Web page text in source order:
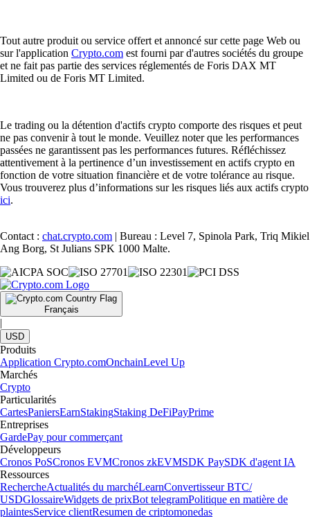
Tout autre produit ou service offert et annoncé sur cette page Web ou
sur l'application Crypto.com est fourni par d'autres sociétés du groupe
et ne fait pas partie des services réglementés de Foris DAX MT
Limited ou de Foris MT Limited.
Le trading ou la détention d'actifs crypto comporte des risques et peut
ne pas convenir à tout le monde. Veuillez noter que les performances
passées ne garantissent pas les performances futures. Réfléchissez
attentivement à la pertinence d’un investissement en actifs crypto en
fonction de votre situation financière et de votre tolérance au risque.
Vous trouverez plus d’informations sur les risques liés aux actifs crypto
ici.
Contact : chat.crypto.com | Bureau : Level 7, Spinola Park, Triq Mikiel
Ang Borg, St Julians SPK 1000 Malte.
Français
|
USD
Produits
Application Crypto.comOnchainLevel Up
Marchés
Crypto
Particularités
CartesPaniersEarnStakingStaking DeFiPayPrime
Entreprises
GardePay pour commerçant
Développeurs
Cronos PoSCronos EVMCronos zkEVMSDK PaySDK d'agent IA
Ressources
RechercheActualités du marchéLearnConvertisseur BTC/
USDGlossaireWidgets de prixBot telegramPolitique en matière de
plaintesService clientResumen de criptomonedas